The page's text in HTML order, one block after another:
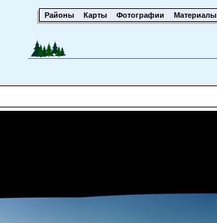
Районы Карты Фотографии Материалы